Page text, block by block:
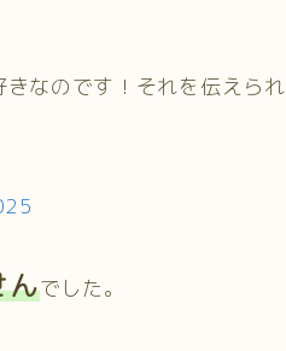
なのです！それを伝えられ
んでした。